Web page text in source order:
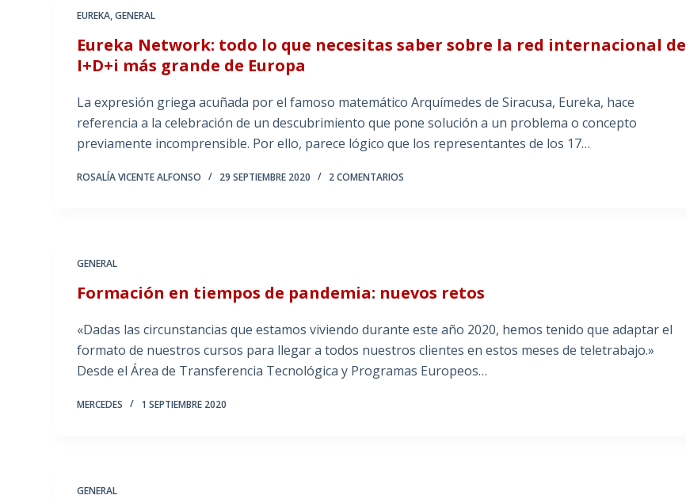
EUREKA,GENERAL
Eureka Network: todo lo que necesitas saber sobre la red internacional de
I+D+i más grande de Europa
La expresión griega acuñada por el famoso matemático Arquímedes de Siracusa, Eureka, hace
referencia a la celebración de un descubrimiento que pone solución a un problema o concepto
previamente incomprensible. Por ello, parece lógico que los representantes de los 17…
ROSALÍA VICENTE ALFONSO 29 SEPTIEMBRE 2020 2 COMENTARIOS
GENERAL
Formación en tiempos de pandemia: nuevos retos
«Dadas las circunstancias que estamos viviendo durante este año 2020, hemos tenido que adaptar el
formato de nuestros cursos para llegar a todos nuestros clientes en estos meses de teletrabajo.»
Desde el Área de Transferencia Tecnológica y Programas Europeos…
MERCEDES 1 SEPTIEMBRE 2020
GENERAL